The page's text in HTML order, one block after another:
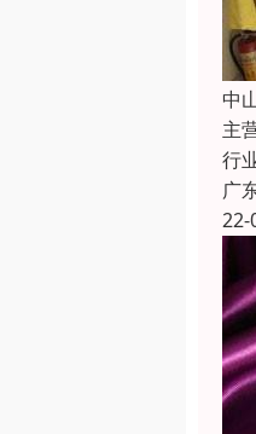
中
主
行
广
22-